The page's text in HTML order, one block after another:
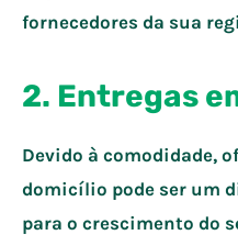
fornecedores da sua
2. Entregas
Devido à comodidade,
domicílio pode ser um
para o crescimento do